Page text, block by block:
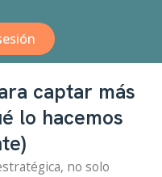
captar más
lo hacemos
no solo